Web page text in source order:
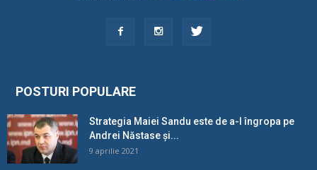
POSTURI POPULARE
Strategia Maiei Sandu este de a-l îngropa pe
Andrei Năstase și...
9 aprilie 2021